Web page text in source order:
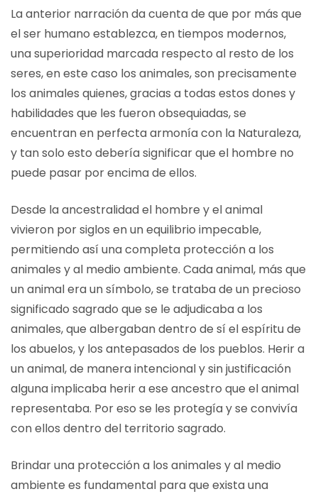
La anterior narración da cuenta de que por más que
el ser humano establezca, en tiempos modernos,
una superioridad marcada respecto al resto de los
seres, en este caso los animales, son precisamente
los animales quienes, gracias a todas estos dones y
habilidades que les fueron obsequiadas, se
encuentran en perfecta armonía con la Naturaleza,
y tan solo esto debería significar que el hombre no
puede pasar por encima de ellos.
Desde la ancestralidad el hombre y el animal
vivieron por siglos en un equilibrio impecable,
permitiendo así una completa protección a los
animales y al medio ambiente. Cada animal, más que
un animal era un símbolo, se trataba de un precioso
significado sagrado que se le adjudicaba a los
animales, que albergaban dentro de sí el espíritu de
los abuelos, y los antepasados de los pueblos. Herir a
un animal, de manera intencional y sin justificación
alguna implicaba herir a ese ancestro que el animal
representaba. Por eso se les protegía y se convivía
con ellos dentro del territorio sagrado.
Brindar una protección a los animales y al medio
ambiente es fundamental para que exista una